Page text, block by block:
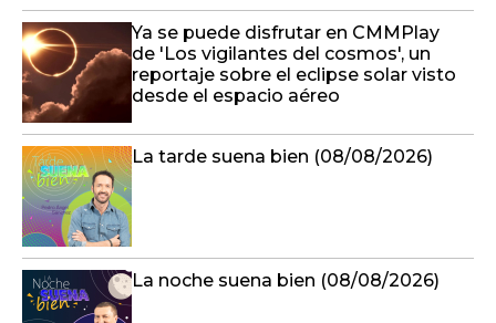
Ya se puede disfrutar en CMMPlay
de 'Los vigilantes del cosmos', un
reportaje sobre el eclipse solar visto
desde el espacio aéreo
La tarde suena bien (08/08/2026)
La noche suena bien (08/08/2026)